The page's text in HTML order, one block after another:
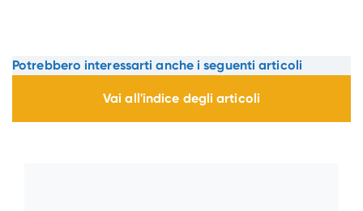
Potrebbero interessarti anche i seguenti articoli
Vai all'indice degli articoli